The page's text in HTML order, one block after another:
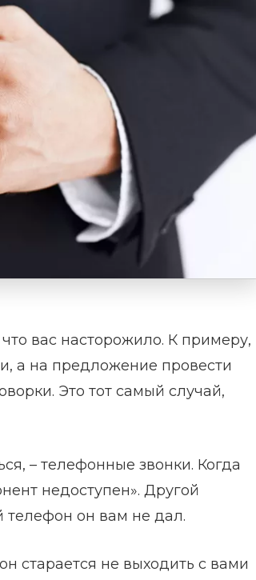
вас насторожило. К примеру,
а на предложение провести
Это тот самый случай,
– телефонные звонки. Когда
недоступен». Другой
телефон он вам не дал.
старается не выходить с вами